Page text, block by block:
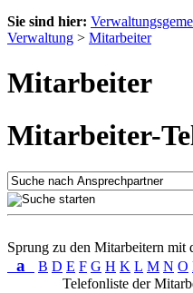
Sie sind hier:
Verwaltung > Mitarbeiter
Mitarbeiter
Mitarbeiter-
Sprung zu den Mitarbeitern mit
a B D E F G H K L M N O
Telefonliste der